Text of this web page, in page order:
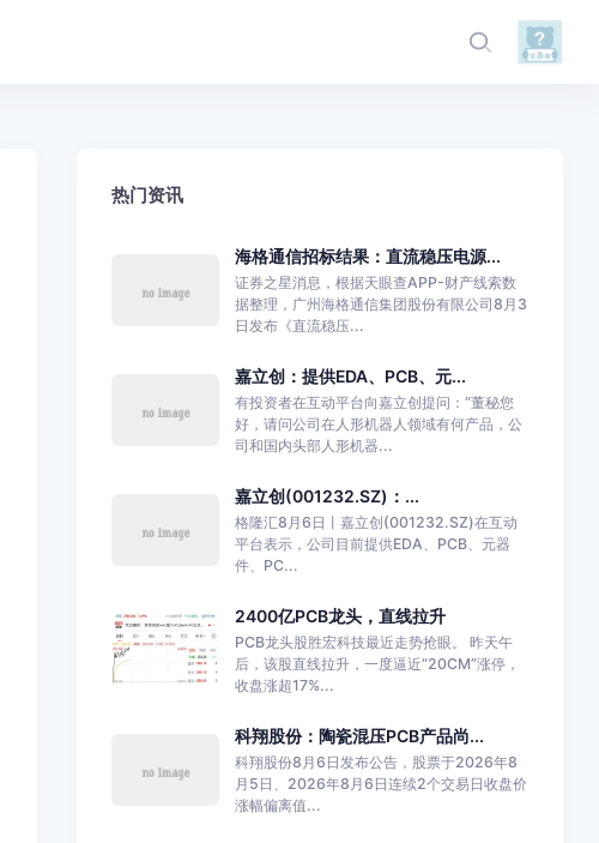
热门资讯
海格通信招标结果：直流稳压电源...
证券之星消息，根据天眼查APP-财产线索数
据整理，广州海格通信集团股份有限公司8月3
日发布《直流稳压...
嘉立创：提供EDA、PCB、元...
有投资者在互动平台向嘉立创提问：“董秘您
好，请问公司在人形机器人领域有何产品，公
司和国内头部人形机器...
嘉立创(001232.SZ)：...
格隆汇8月6日丨嘉立创(001232.SZ)在互动
平台表示，公司目前提供EDA、PCB、元器
件、PC...
2400亿PCB龙头，直线拉升
PCB龙头股胜宏科技最近走势抢眼。 昨天午
后，该股直线拉升，一度逼近“20CM”涨停，
收盘涨超17%...
科翔股份：陶瓷混压PCB产品尚...
科翔股份8月6日发布公告，股票于2026年8
月5日、2026年8月6日连续2个交易日收盘价
涨幅偏离值...